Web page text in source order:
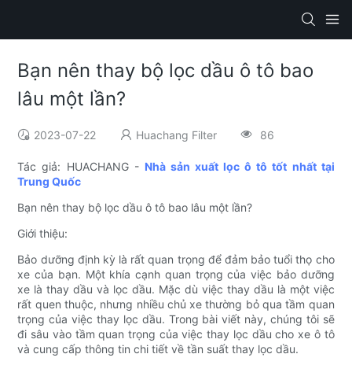
Bạn nên thay bộ lọc dầu ô tô bao
lâu một lần?
2023-07-22 Huachang Filter 86
Tác giả: HUACHANG - Nhà sản xuất lọc ô tô tốt nhất tại
Trung Quốc
Bạn nên thay bộ lọc dầu ô tô bao lâu một lần?
Giới thiệu:
Bảo dưỡng định kỳ là rất quan trọng để đảm bảo tuổi thọ cho
xe của bạn. Một khía cạnh quan trọng của việc bảo dưỡng
xe là thay dầu và lọc dầu. Mặc dù việc thay dầu là một việc
rất quen thuộc, nhưng nhiều chủ xe thường bỏ qua tầm quan
trọng của việc thay lọc dầu. Trong bài viết này, chúng tôi sẽ
đi sâu vào tầm quan trọng của việc thay lọc dầu cho xe ô tô
và cung cấp thông tin chi tiết về tần suất thay lọc dầu.